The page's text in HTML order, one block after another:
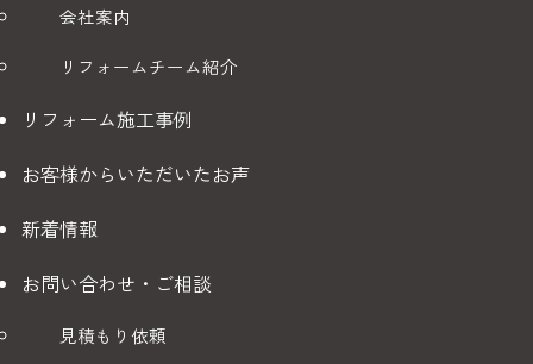
お客様からご提供いただいた個人情報は、正確かつ最新の状
いただいた個人情報について、以下のご請求があった場合
は、速やかに、かつ適切に必要な対応をいたします。
訂正: 個人情報の内容が事実でない場合の訂正請求
削除: 個人情報の削除請求
会社案内
リフォームチーム紹介
リフォーム施工事例
お客様からいただいたお声
新着情報
お問い合わせ・ご相談
見積もり依頼